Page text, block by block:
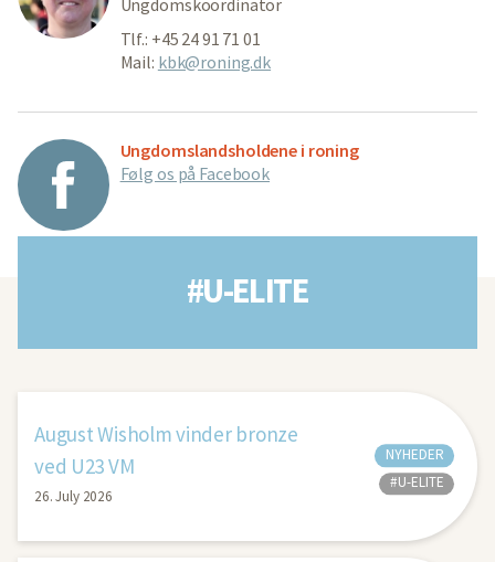
Tlf.: +45 24 91 71 01
Mail: kbk@roning.dk
Ungdomslandsholdene i roning
Følg os på Facebook
#U-ELITE
August Wisholm vinder bronze
ved U23 VM
26. July 2026
NYHEDER
#U-ELITE